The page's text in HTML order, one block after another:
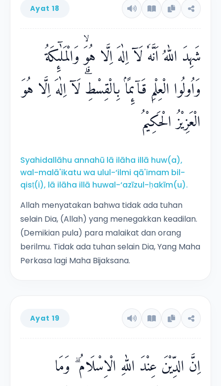
Ayat 18
شَهِدَ اللّٰهُ اَنَّهٗ لَآ اِلٰهَ اِلَّا هُوَۙ وَالْمَلٰۤىِٕكَةُ
وَاُولُوا الْعِلْمِ قَاۤىِٕمًاۢ بِالْقِسْطِۗ لَآ اِلٰهَ اِلَّا هُوَ
الْعَزِيْزُ الْحَكِيْمُ
Syahidallāhu annahū lā ilāha illā huw(a),
wal-malā'ikatu wa ulul-‘ilmi qā'imam bil-
qisṭ(i), lā ilāha illā huwal-‘azīzul-ḥakīm(u).
Allah menyatakan bahwa tidak ada tuhan
selain Dia, (Allah) yang menegakkan keadilan.
(Demikian pula) para malaikat dan orang
berilmu. Tidak ada tuhan selain Dia, Yang Maha
Perkasa lagi Maha Bijaksana.
Ayat 19
اِنَّ الدِّيْنَ عِنْدَ اللّٰهِ الْاِسْلَامُ ۗ وَمَا